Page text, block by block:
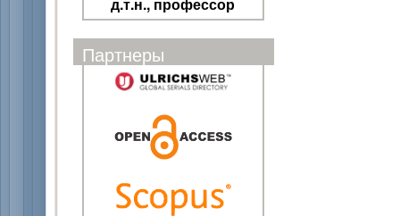
Партнеры